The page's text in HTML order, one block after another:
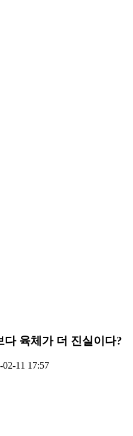
육체가 더 진실이다?
11 17:57